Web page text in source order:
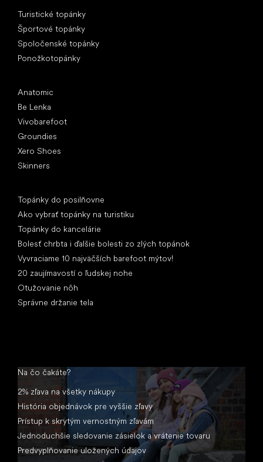
Turistické topánky
Športové topánky
Spoločenské topánky
Ponožkotopánky
Anatomic
Be Lenka
Vivobarefoot
Groundies
Xero Shoes
Skinners
Topánky do posilňovne
Ako vybrať topánky na turistiku
Topánky do kancelárie
Bolesť chrbta i ďalšie bolesti zo zlých topánok
Vyvraciame 10 najväčších barefoot mýtov!
20 zaujímavostí o ľudskej nohe
Otužovanie nôh
Správne držanie tela
Na čo čakáte?
2% zľava na všetky nákupy
História objednávok pre vyššie zľavy
Prístup k skrytým vernostným zľavám
Jednoduchšie sledovanie zásielok a vrátenie tovaru
Predvyplňovanie uložených údajov